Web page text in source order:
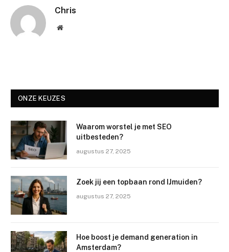
Chris
Website
ONZE KEUZES
Waarom worstel je met SEO
uitbesteden?
augustus 27, 2025
Zoek jij een topbaan rond IJmuiden?
augustus 27, 2025
Hoe boost je demand generation in
Amsterdam?